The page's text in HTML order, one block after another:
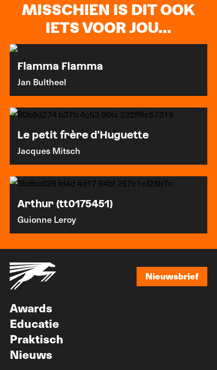
MISSCHIEN IS DIT OOK
IETS VOOR JOU...
Flamma Flamma
Jan Bultheel
Le petit frère d'Huguette
Jacques Mitsch
Arthur (tt0175451)
Guionne Leroy
Nieuwsbrief
Awards
Educatie
Praktisch
Nieuws